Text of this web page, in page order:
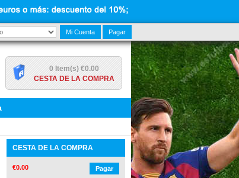
Pagar
Mi Cuenta
0 Item(s) €0.00
CESTA DE LA COMPRA
CESTA DE LA COMPRA
€0.00 Pagar